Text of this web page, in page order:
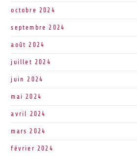
octobre 2024
septembre 2024
août 2024
juillet 2024
juin 2024
mai 2024
avril 2024
mars 2024
février 2024